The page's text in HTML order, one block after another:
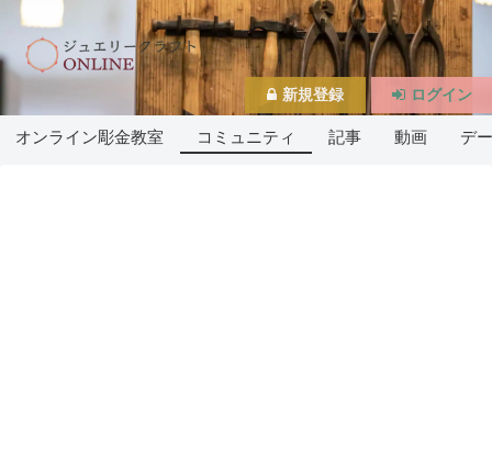
オンライン彫金教室 コミュニティ 記事 動画 デ
新規登録 ログイン